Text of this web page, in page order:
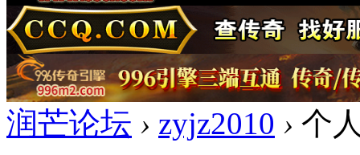
润芒论坛 › zyjz2010 › 个